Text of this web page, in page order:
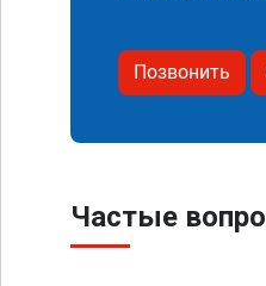
Позвонить
Частые